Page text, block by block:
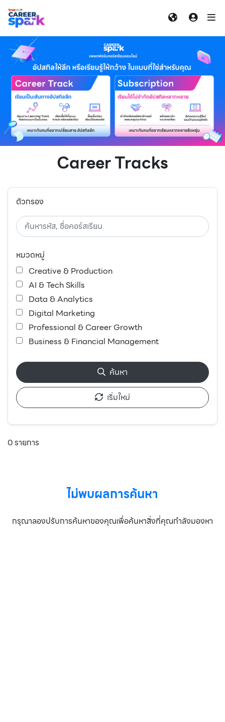
Career Tracks
ตัวกรอง
หมวดหมู่
Creative & Production
AI & Tech Skills
Data & Analytics
Digital Marketing
Professional & Career Growth
Business & Financial Management
ค้นหา
เริ่มใหม่
0รายการ
ไม่พบผลการค้นหา
กรุณาลองปรับการค้นหาของคุณเพื่อค้นหาสิ่งที่คุณกำลังมองหา